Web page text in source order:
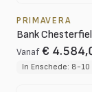
PRIMAVERA
Bank
Vanaf €
In Enschede: 8-10